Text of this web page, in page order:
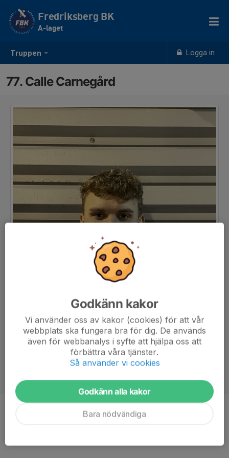
Truppen Logga in
Fredriksberg BK
A-laget
77. Calle Carnegård
Mittfältare
Godkänn kakor
Vi använder oss av kakor (cookies) för att vår
webbplats ska fungera bra för dig. De används
även för webbanalys i syfte att hjälpa oss att
förbättra våra tjänster.
Så använder vi cookies
Godkänn alla kakor
Bara nödvändiga